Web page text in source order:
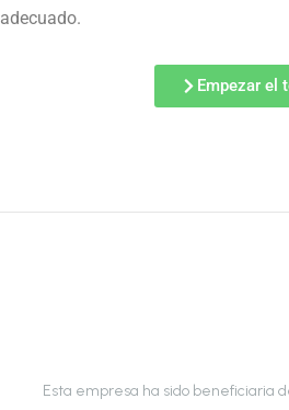
adecuado.
Empezar el
Esta empresa ha sido beneficiaria